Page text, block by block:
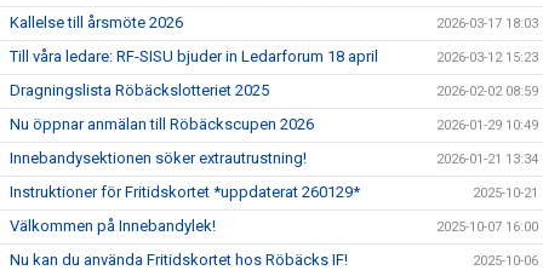
Kallelse till årsmöte 2026 2026-03-17 18:03
Till våra ledare: RF-SISU bjuder in Ledarforum 18 april 2026-03-12 15:23
Dragningslista Röbäckslotteriet 2025 2026-02-02 08:59
Nu öppnar anmälan till Röbäckscupen 2026 2026-01-29 10:49
Innebandysektionen söker extrautrustning! 2026-01-21 13:34
Instruktioner för Fritidskortet *uppdaterat 260129* 2025-10-21
Välkommen på Innebandylek! 2025-10-07 16:00
Nu kan du använda Fritidskortet hos Röbäcks IF! 2025-10-06